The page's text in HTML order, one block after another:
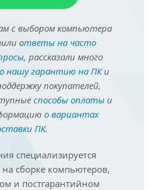
с выбором компьютера
ответы на часто
, рассказали много
нашу гарантию на ПКи
покупателей,
способы оплатыи
о вариантах
ПК.
специализируется
сборке компьютеров,
и постгарантийном